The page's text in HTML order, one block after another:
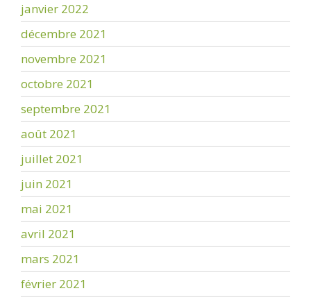
janvier 2022
décembre 2021
novembre 2021
octobre 2021
septembre 2021
août 2021
juillet 2021
juin 2021
mai 2021
avril 2021
mars 2021
février 2021